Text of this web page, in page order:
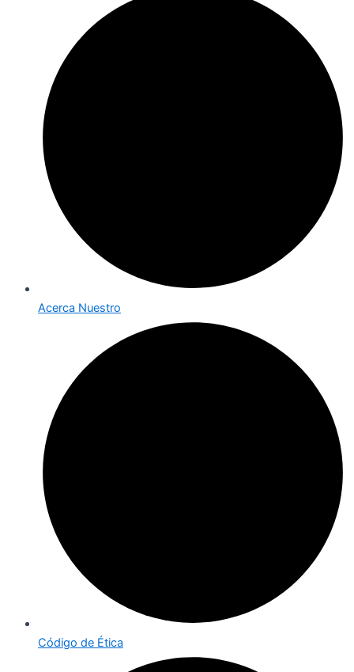
Acerca Nuestro
Código de Ética